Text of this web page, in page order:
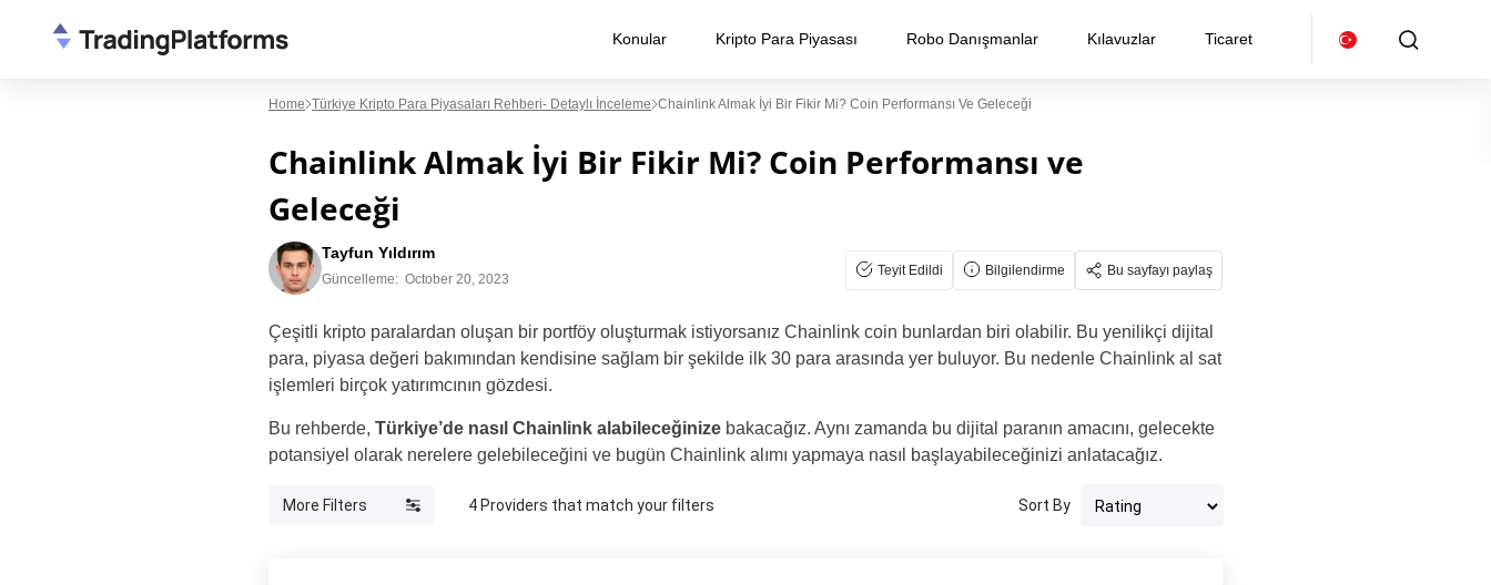
Konular Kripto Para Piyasası Robo Danışmanlar Kılavuzlar Ticaret
Home Türkiye Kripto Para Piyasaları Rehberi- Detaylı İnceleme Chainlink Almak İyi Bir Fikir Mi? Coin Performansı Ve Geleceği
Chainlink Almak İyi Bir Fikir Mi? Coin Performansı ve
Geleceği
Tayfun Yıldırım
Güncelleme: October 20, 2023
Teyit Edildi Bilgilendirme Bu sayfayı paylaş
Çeşitli kripto paralardan oluşan bir portföy oluşturmak istiyorsanız Chainlink coin bunlardan biri olabilir. Bu yenilikçi dijital
para, piyasa değeri bakımından kendisine sağlam bir şekilde ilk 30 para arasında yer buluyor. Bu nedenle Chainlink al sat
işlemleri birçok yatırımcının gözdesi.
Bu rehberde, Türkiye’de nasıl Chainlink alabileceğinize bakacağız. Aynı zamanda bu dijital paranın amacını, gelecekte
potansiyel olarak nerelere gelebileceğini ve bugün Chainlink alımı yapmaya nasıl başlayabileceğinizi anlatacağız.
More Filters Sort By
4Providers that match your filters